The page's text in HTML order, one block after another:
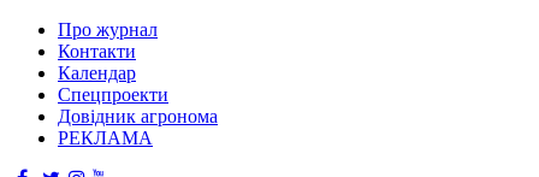
Про журнал
Контакти
Календар
Спецпроекти
Довідник агронома
РЕКЛАМА